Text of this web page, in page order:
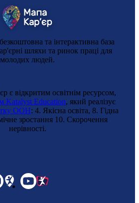
та інтерактивна база
шляхи та ринок праці для
молодих людей.
є відкритим освітнім ресурсом,
Katalyst Education, який реалізує
ООН: 4. Якісна освіта, 8. Гідна
зростання 10. Cкорочення
нерівності.